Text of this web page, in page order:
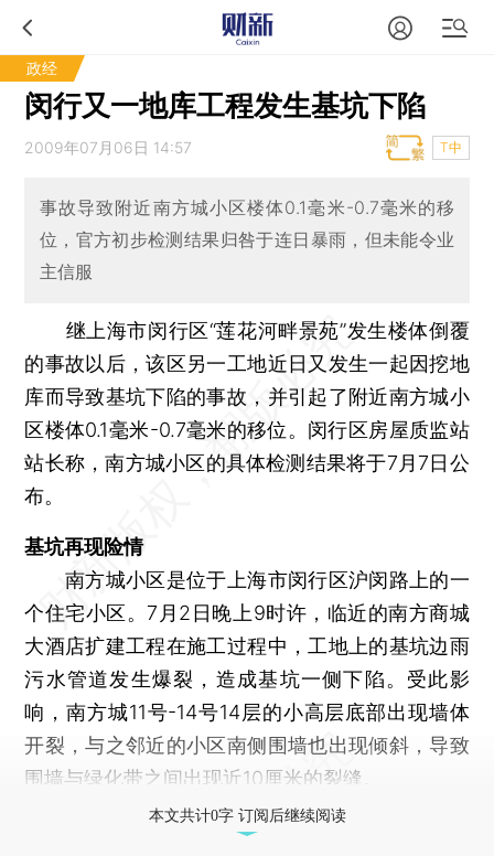
政经
闵行又一地库工程发生基坑下陷
2009年07月06日 14:57 T中
事故导致附近南方城小区楼体0.1毫米-0.7毫米的移
位，官方初步检测结果归咎于连日暴雨，但未能令业
主信服
继上海市闵行区“莲花河畔景苑”发生楼体倒覆
的事故以后，该区另一工地近日又发生一起因挖地
库而导致基坑下陷的事故，并引起了附近南方城小
区楼体0.1毫米-0.7毫米的移位。闵行区房屋质监站
站长称，南方城小区的具体检测结果将于7月7日公
布。
基坑再现险情
南方城小区是位于上海市闵行区沪闵路上的一
个住宅小区。7月2日晚上9时许，临近的南方商城
大酒店扩建工程在施工过程中，工地上的基坑边雨
污水管道发生爆裂，造成基坑一侧下陷。受此影
响，南方城11号-14号14层的小高层底部出现墙体
开裂，与之邻近的小区南侧围墙也出现倾斜，导致
围墙与绿化带之间出现近10厘米的裂缝。
本文共计0字 订阅后继续阅读